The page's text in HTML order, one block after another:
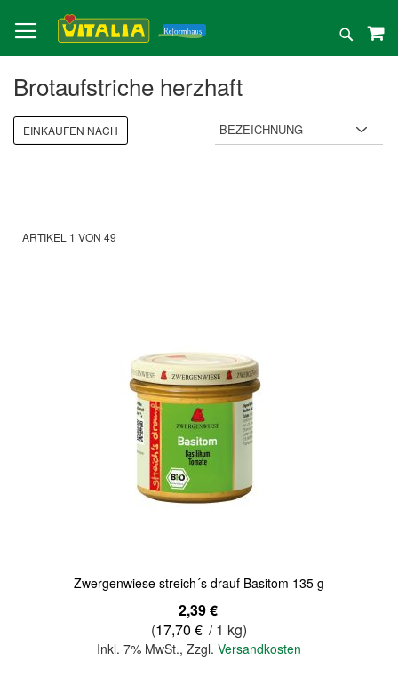
zum
Inhalt
Suche
Brotaufstriche herzhaft
ARTIKEL 1 VON 49
Zwergenwiese streich´s drauf Basitom 135 g
2,39 €
(17,70 € / 1 kg)
Inkl. 7% MwSt., Zzgl. Versandkosten
EINKAUFEN NACH